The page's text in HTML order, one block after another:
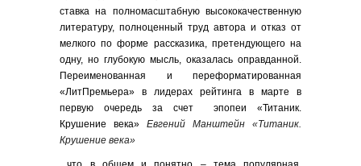
ставка на полномасштабную высококачественную
литературу, полноценный труд автора и отказ от
мелкого по форме рассказика, претендующего на
одну, но глубокую мысль, оказалась оправданной.
Переименованная и переформатированная
«ЛитПремьера» в лидерах рейтинга в марте в
первую очередь за счет эпопеи «Титаник.
Крушение века» Евгений Манштейн «Титаник.
Крушение века»